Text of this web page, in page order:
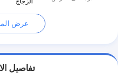
عرض
تفاصيل